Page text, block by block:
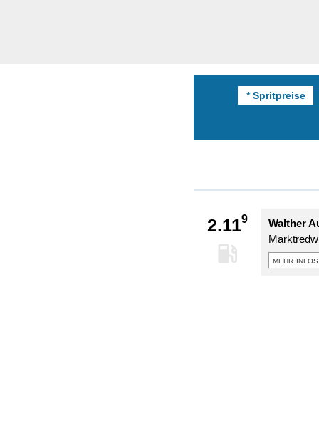
* Spritpreise
2.119
Walther
mehr infos